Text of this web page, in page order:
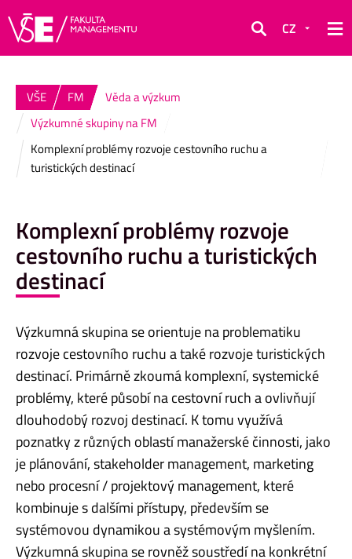
Hledat
CZ
VŠE FM
Věda a výzkum
Výzkumné skupiny na FM
Komplexní problémy rozvoje cestovního ruchu a
turistických destinací
Komplexní problémy rozvoje
cestovního ruchu a turistických
destinací
Výzkumná skupina se orientuje na problematiku
rozvoje cestovního ruchu a také rozvoje turistických
destinací. Primárně zkoumá komplexní, systemické
problémy, které působí na cestovní ruch a ovlivňují
dlouhodobý rozvoj destinací. K tomu využívá
poznatky z různých oblastí manažerské činnosti, jako
je plánování, stakeholder management, marketing
nebo procesní / projektový management, které
kombinuje s dalšími přístupy, především se
systémovou dynamikou a systémovým myšlením.
Výzkumná skupina se rovněž soustředí na konkrétní